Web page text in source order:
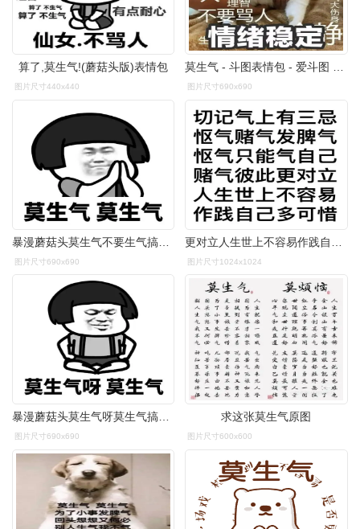
算了,莫生气!(蘑菇头版)表情包
图片尺寸440x440 图片尺寸690x690
图片尺寸690x690 图片尺寸1024x1024
暴漫蘑菇头莫生气呀莫生气搞怪逗gif动图_动态图_表情包下载_soogif
图片尺寸690x690
求这张莫生气原图
图片尺寸600x600